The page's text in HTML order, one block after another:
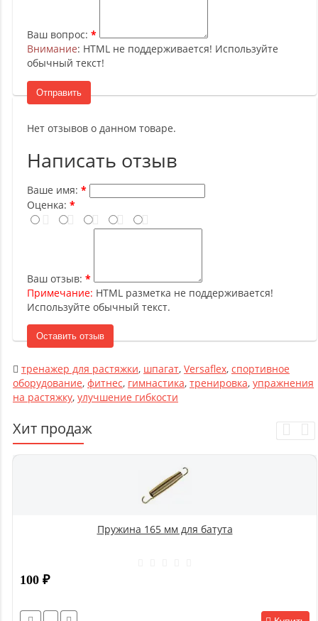
Ваш вопрос:
Внимание: HTML не поддерживается! Используйте
обычный текст!
Отправить
Нет отзывов о данном товаре.
Написать отзыв
Ваше имя:
Оценка:
Ваш отзыв:
Примечание: HTML разметка не поддерживается!
Используйте обычный текст.
Оставить отзыв
тренажер для растяжки, шпагат, Versaflex, спортивное
оборудование, фитнес, гимнастика, тренировка, упражнения
на растяжку, улучшение гибкости
Хит продаж
Пружина 165 мм для батута
100 ₽